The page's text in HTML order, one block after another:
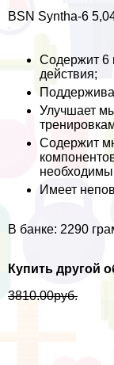
BSN Syntha-6
Содержит 6
действия;
Улучшает
Содержит
Имеет
В банке: 2290
Купить другой
3810.00руб.